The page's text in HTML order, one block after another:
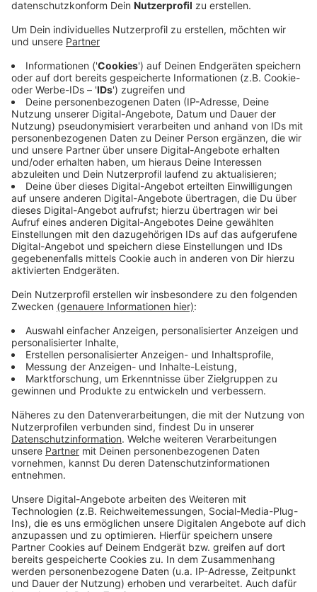
Viel Programm im Revierpark
Anzeige
Die Organisatoren des Sommerkongresses haben die
fünf Klimatage im Revierpark in Dortmund-Wischlingen
lange und akribisch geplant. Das lässt sich allein daran
erkennen, dass alle Teilnehmer*innen nahezu ein Rund-
um-die-Uhr-Programm erwartet.
Anzeige
Es gibt zum Beispiel knapp 150 Vorträge und
Workshops zu verschiedensten Themen. Alle dauern
rund 60 Minuten. Unter anderem lauten Workshops:
„Klimagerechtigkeit und die globalen
Nachhaltigkeitsziele“, „Argumentationstraining gegen
Klimaskeptiker und leere Versprechen“ oder
„Energiewende 1,5 Grad“.
Anzeige
Große Aktion für Freitagmorgen geplant
Anzeige
Die Vorträge und Workshops finden zum größten Teil
in der Mittagszeit statt. Daneben haben die
Organisatoren sich auch noch ein großes
Rahmenprogramm für alle Aktivisten*innen
ausgedacht. Auf einer Bühne gibt es neben bunten
Abenden, einer Diskussionsrunde auch ein geplantes
Konzert am Freitagabend. Daneben wird es eine große